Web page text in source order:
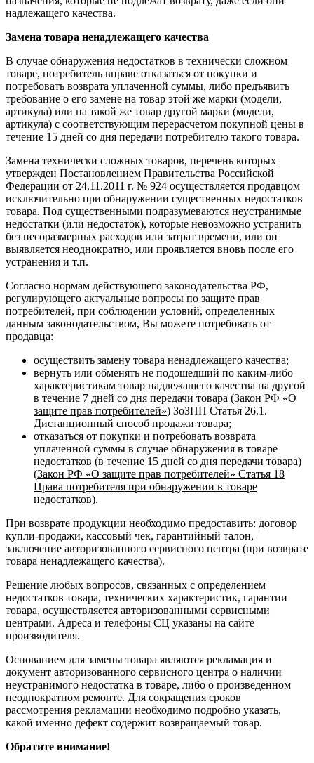
надлежащего качества.
Замена товара ненадлежащего качества
В случае обнаружения недостатков в технически сложном
товаре, потребитель вправе отказаться от покупки и
потребовать возврата уплаченной суммы, либо предъявить
требование о его замене на товар этой же марки (модели,
артикула) или на такой же товар другой марки (модели,
артикула) с соответствующим перерасчетом покупной цены в
течение 15 дней со дня передачи потребителю такого товара.
Замена технически сложных товаров, перечень которых
утвержден Постановлением Правительства Российской
Федерации от 24.11.2011 г. № 924 осуществляется продавцом
исключительно при обнаружении существенных недостатков
товара. Под существенными подразумеваются неустранимые
недостатки (или недостаток), которые невозможно устранить
без несоразмерных расходов или затрат времени, или он
выявляется неоднократно, или проявляется вновь после его
устранения и т.п.
Согласно нормам действующего законодательства РФ,
регулирующего актуальные вопросы по защите прав
потребителей, при соблюдении условий, определенных
данным законодательством, Вы можете потребовать от
продавца:
осуществить замену товара ненадлежащего качества;
вернуть или обменять не подошедший по каким-либо
характеристикам товар надлежащего качества на другой
в течение 7 дней со дня передачи товара (Закон РФ «О
защите прав потребителей») ЗоЗПП Статья 26.1.
Дистанционный способ продажи товара;
отказаться от покупки и потребовать возврата
уплаченной суммы в случае обнаружения в товаре
недостатков (в течение 15 дней со дня передачи товара)
(Закон РФ «О защите прав потребителей» Статья 18
Права потребителя при обнаружении в товаре
недостатков).
При возврате продукции необходимо предоставить: договор
купли-продажи, кассовый чек, гарантийный талон,
заключение авторизованного сервисного центра (при возврате
товара ненадлежащего качества).
Решение любых вопросов, связанных с определением
недостатков товара, технических характеристик, гарантии
товара, осуществляется авторизованными сервисными
центрами. Адреса и телефоны СЦ указаны на сайте
производителя.
Основанием для замены товара являются рекламация и
документ авторизованного сервисного центра о наличии
неустранимого недостатка в товаре, либо о произведенном
неоднократном ремонте. Для сокращения сроков
рассмотрения рекламации необходимо подробно указать,
какой именно дефект содержит возвращаемый товар.
Обратите внимание!